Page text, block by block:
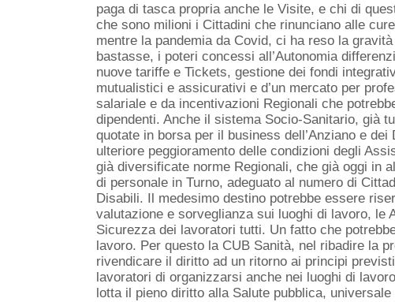
paga di tasca propria anche le Visite, e chi di
che sono milioni i Cittadini che rinunciano alle
mentre la pandemia da Covid, ci ha reso la
bastasse, i poteri concessi all’Autonomia
nuove tariffe e Tickets, gestione dei fondi
mutualistici e assicurativi e d’un mercato per
salariale e da incentivazioni Regionali che
dipendenti. Anche il sistema Socio-Sanitario, già
quotate in borsa per il business dell’Anziano e
ulteriore peggioramento delle condizioni degli
già diversificate norme Regionali, che già oggi in
di personale in Turno, adeguato al numero di
Disabili. Il medesimo destino potrebbe essere
valutazione e sorveglianza sui luoghi di lavoro, le
Sicurezza dei lavoratori tutti. Un fatto che
lavoro. Per questo la CUB Sanità, nel ribadire la
rivendicare il diritto ad un ritorno ai principi
lavoratori di organizzarsi anche nei luoghi di
lotta il pieno diritto alla Salute